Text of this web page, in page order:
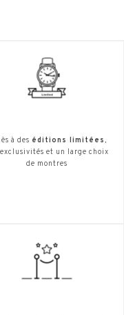
à des éditions limitées,
exclusivités et un large choix
de montres